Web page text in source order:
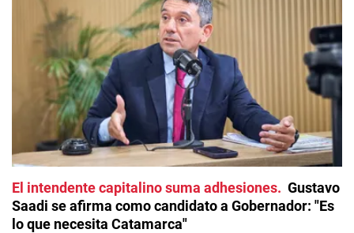
El intendente capitalino suma adhesiones
Gustavo
Saadi se afirma como candidato a Gobernador: "Es
lo que necesita Catamarca"